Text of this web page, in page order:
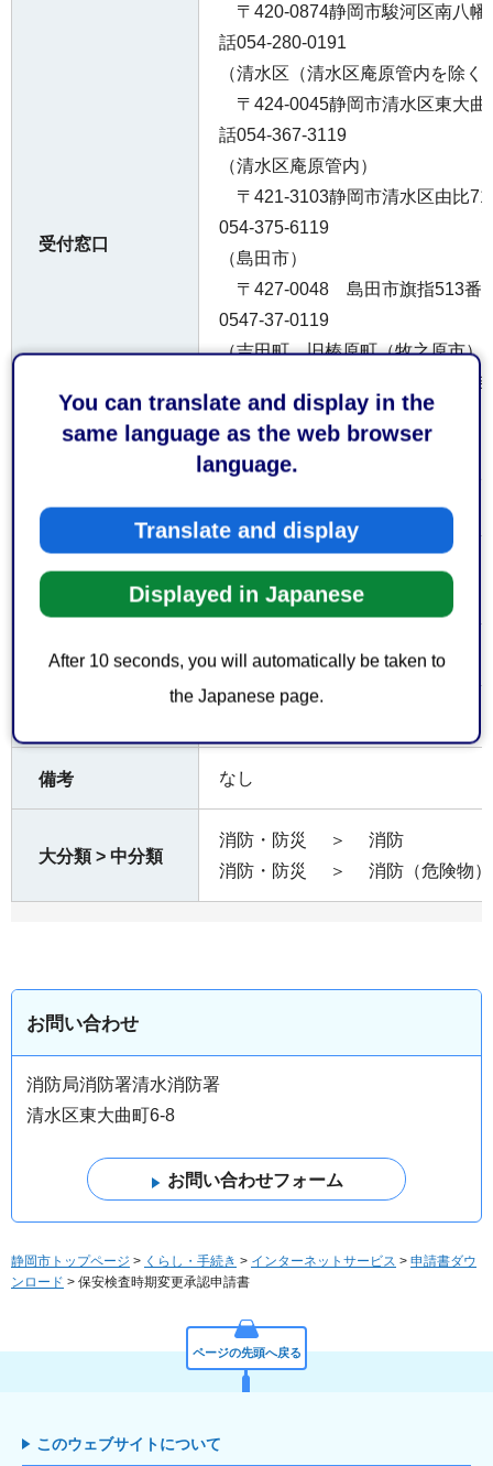
You can translate and display in the
same language as the web browser
language.
Translate and display
Displayed in Japanese
After 10 seconds, you will automatically be taken to
the Japanese page.
受付窓口
〒420-0874静岡市駿河区南八
話054-280-0191
（清水区（清水区庵原管内を除く
〒424-0045静岡市清水区東大
話054-367-3119
（清水区庵原管内）
〒421-3103静岡市清水区由比
054-375-6119
（島田市）
〒427-0048 島田市旗指513
0547-37-0119
（吉田町、旧榛原町（牧之原市）
〒421-0301 榛原郡吉田町住
署 電話0548-32-1141
（旧相良町（牧之原市））
〒421-0523 牧之原市波津191
話0548-53-0119
お持ちしていた
費用 なし
備考 なし
大分類 > 中分類
消防・防災 ＞
消防
消防・防災
＞ 消防（危険物）
お問い合わせ
消防局消防署清水消防署
清水区東大曲町6-8
静岡市トップページ > くらし・手続き > インターネットサービス > 申請書ダウ
ンロード > 保安検査時期変更承認申請書
ページの先頭へ戻る
このウェブサイトについて